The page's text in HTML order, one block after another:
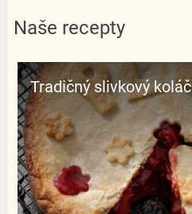
Naše recepty
Tradičný slivkový koláč